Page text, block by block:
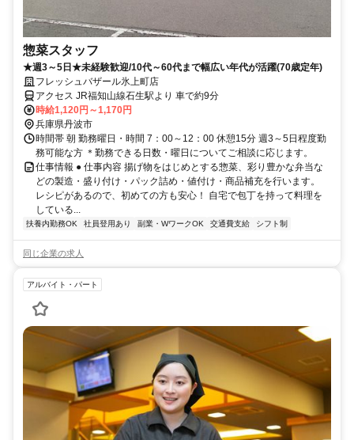
惣菜スタッフ
★週3～5日★未経験歓迎/10代～60代まで幅広い年代が活躍(70歳定年)
フレッシュバザール氷上町店
アクセス JR福知山線石生駅より 車で約9分
時給1,120円～1,170円
兵庫県丹波市
時間帯 朝 勤務曜日・時間 7：00～12：00 休憩15分 週3～5日程度勤
務可能な方 ＊勤務できる日数・曜日についてご相談に応じます。
仕事情報 ● 仕事内容 揚げ物をはじめとする惣菜、彩り豊かな弁当な
どの製造・盛り付け・パック詰め・値付け・商品補充を行います。
レシピがあるので、初めての方も安心！ 自宅で包丁を持って料理を
している...
扶養内勤務OK 社員登用あり 副業・WワークOK 交通費支給 シフト制
同じ企業の求人
アルバイト・パート